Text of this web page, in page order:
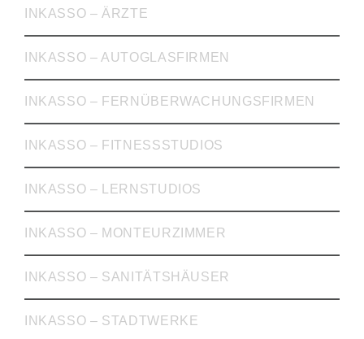
INKASSO – ÄRZTE
INKASSO – AUTOGLASFIRMEN
INKASSO – FERNÜBERWACHUNGSFIRMEN
INKASSO – FITNESSSTUDIOS
INKASSO – LERNSTUDIOS
INKASSO – MONTEURZIMMER
INKASSO – SANITÄTSHÄUSER
INKASSO – STADTWERKE